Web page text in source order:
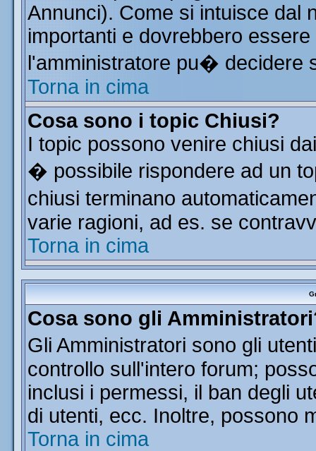
Annunci). Come si intuisce dal
importanti e dovrebbero
l'amministratore pu�
Torna in cima
Cosa sono i topic Chiusi?
I topic possono venire chiusi
� possibile rispondere ad un
chiusi terminano
varie ragioni, ad es. se
Torna in cima
Cosa sono gli
Gli Amministratori sono gli
controllo sull'intero forum;
inclusi i permessi, il ban degli
di utenti, ecc. Inoltre, possono
Torna in cima